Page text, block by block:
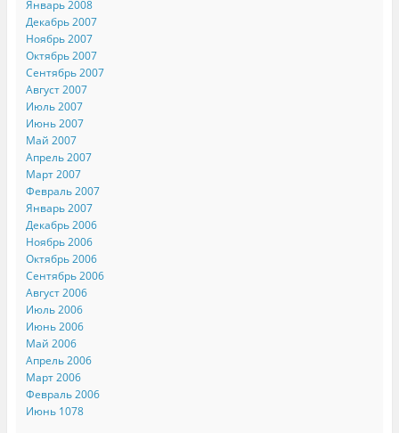
Январь 2008
Декабрь 2007
Ноябрь 2007
Октябрь 2007
Сентябрь 2007
Август 2007
Июль 2007
Июнь 2007
Май 2007
Апрель 2007
Март 2007
Февраль 2007
Январь 2007
Декабрь 2006
Ноябрь 2006
Октябрь 2006
Сентябрь 2006
Август 2006
Июль 2006
Июнь 2006
Май 2006
Апрель 2006
Март 2006
Февраль 2006
Июнь 1078